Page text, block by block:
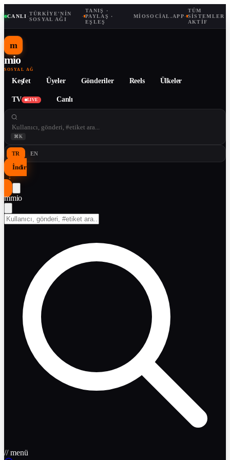
CANLI ·TÜRKIYE'NIN
SOSYAL AĞI
·
TANIŞ ·
PAYLAŞ ·
EŞLEŞ
MIOSOCIAL.APP·
TÜM
SISTEMLER
AKTIF
m
mio
SOSYAL AĞ
Keşfet Üyeler Gönderiler Reels Ülkeler
TV LIVE Canlı
⌘K
TR EN
İndir
↓
mmio
// menü